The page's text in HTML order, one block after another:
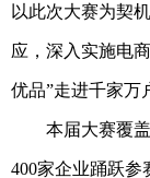
以此次大赛为契
应，深入实施电
优品”走进千家万
本届大赛覆
400家企业踊跃参